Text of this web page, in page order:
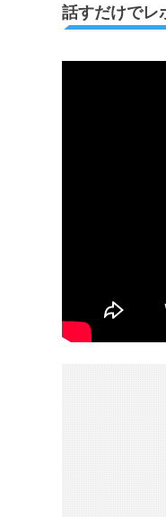
話すだけでレ